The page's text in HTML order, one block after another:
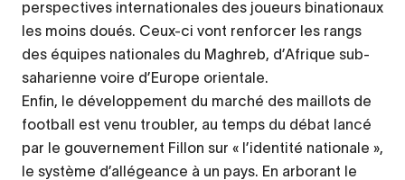
perspectives internationales des joueurs binationaux
les moins doués. Ceux-ci vont renforcer les rangs
des équipes nationales du Maghreb, d’Afrique sub-
saharienne voire d’Europe orientale.
Enfin, le développement du marché des maillots de
football est venu troubler, au temps du débat lancé
par le gouvernement Fillon sur « l’identité nationale »,
le système d’allégeance à un pays. En arborant le